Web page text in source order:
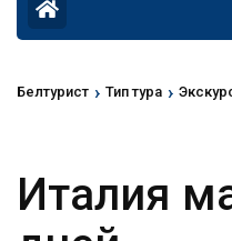
Белтурист › Тип тура ›
Италия